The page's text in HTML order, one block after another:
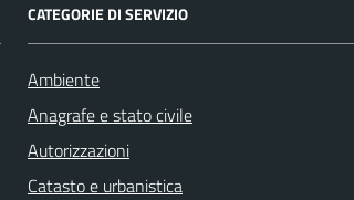
CATEGORIE DI SERVIZIO
Ambiente
Anagrafe e stato civile
Autorizzazioni
Catasto e urbanistica